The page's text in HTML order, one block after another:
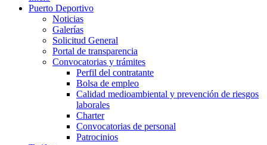
Puerto Deportivo
Noticias
Galerías
Solicitud General
Portal de transparencia
Convocatorias y trámites
Perfil del contratante
Bolsa de empleo
Calidad medioambiental y prevención de riesgos
laborales
Charter
Convocatorias de personal
Patrocinios